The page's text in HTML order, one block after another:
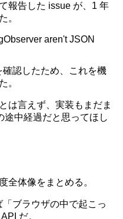
報告した issue が、1 年
。
aren't JSON
認したため、これを機
。
は言えず、実装もまだま
途中経過だと思ってほし
全体像をまとめる。
ブラウザの中で起こっ
だ。